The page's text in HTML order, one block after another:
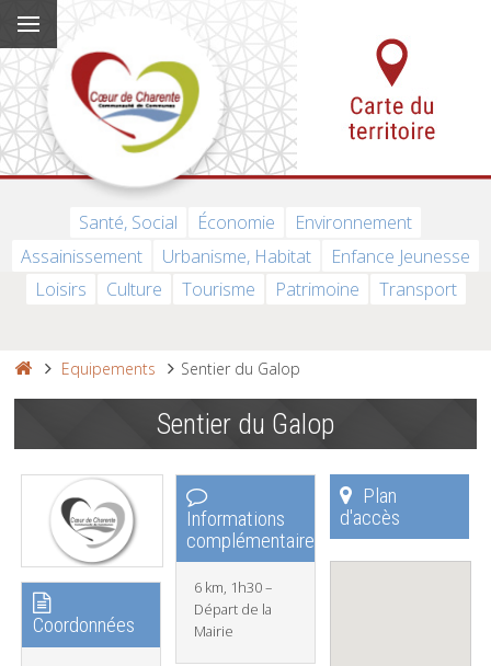
Santé, Social Économie
Environnement
Assainissement
Urbanisme, Habitat
Enfance Jeunesse
Loisirs
Culture Tourisme Patrimoine Transport
Equipements Sentier du Galop
Sentier du Galop
Coordonnées
Informations
complémentaires
6 km, 1h30 –
Départ de la
Mairie
Plan
d'accès